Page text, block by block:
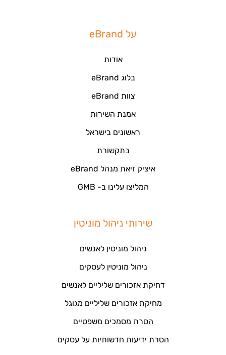
על eBrand
אודות
בלוג eBrand
צוות eBrand
אמנת השירות
ראשונים בישראל
בתקשורת
איציק זיאת מנהל eBrand
המליצו עלינו ב- GMB
שירותי ניהול מוניטין
ניהול מוניטין לאנשים
ניהול מוניטין לעסקים
דחיקת אזכורים שליליים לאנשים
מחיקת אזכורים שליליים מגוגל
הסרת מסמכים משפטיים
הסרת ידיעות חדשותיות על עסקים